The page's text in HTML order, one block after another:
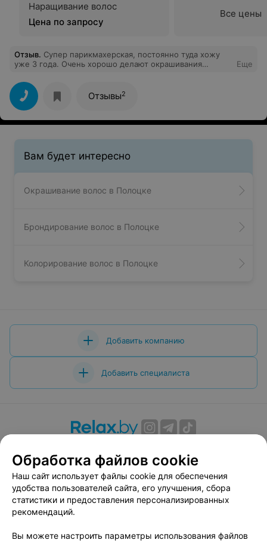
Наращивание волос
Цена по запросу
Все цены
Отзыв. Супер парикмахерская, постоянно туда хожу
уже 3 года. Очень хорошо делают окрашивания
Еще
Отзывы2
Вам будет интересно
Окрашивание волос в Полоцке
Брондирование волос в Полоцке
Колорирование волос в Полоцке
Добавить компанию
Добавить специалиста
Вакансии
Публичный договор
Способы оплаты
Публичный договор по использованию сервиса
«Афиша»
Пользовательское соглашение
Обработка файлов cookie
Наш сайт использует файлы cookie для обеспечения
удобства пользователей сайта, его улучшения, сбора
статистики и предоставления персонализированных
рекомендаций.
Вы можете настроить параметры использования файлов